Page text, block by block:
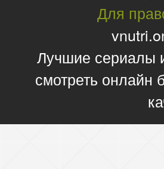
Для
Лучшие сериалы
смотреть онлайн